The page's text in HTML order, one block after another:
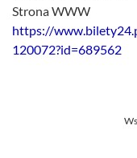
Strona WWW
https://
120072?id=689562